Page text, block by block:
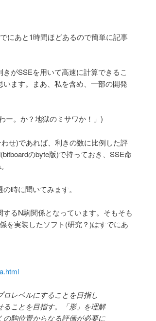
にあと1時間ほどあるので簡単に記事
がSSEを用いて高速に計算できるこ
ます。まあ、私を含め、一部の開発
ー。か？地獄のミサワか！」)
せ)であれば、利きの数に比例した評
のbyte版)で持っておき、SSE命
時に聞いてみます。
るN駒関係となっています。そもそも
を実装したソフト(研究？)はすでにあ
レベルにすることを目指し
ることを目指す。「形」を理解
駒位置からなる評価が必要に